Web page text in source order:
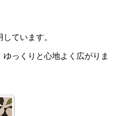
ています。
っくりと心地よく広がりま